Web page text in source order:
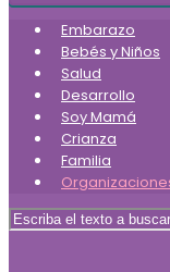
Embarazo
Bebés y Niños
Salud
Desarrollo
Soy Mamá
Crianza
Familia